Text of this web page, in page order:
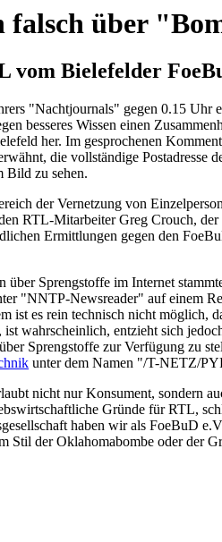
über
vom Bielefelder
"Nachtjournals" gegen 0.15 Uhr
besseres Wissen einen
her. Im gesprochenen
die vollständige Postadresse
Bild zu sehen.
der Vernetzung von
RTL-Mitarbeiter Greg Crouch,
Ermittlungen gegen den
Sprengstoffe im Internet
"NNTP-Newsreader" auf einem
ist es rein technisch nicht
wahrscheinlich, entzieht sich
Sprengstoffe zur Verfügung zu
unter dem Namen "/T-NETZ/
nicht nur Konsument, sondern
Gründe für RTL,
haben wir als FoeBuD
der Oklahomabombe oder der